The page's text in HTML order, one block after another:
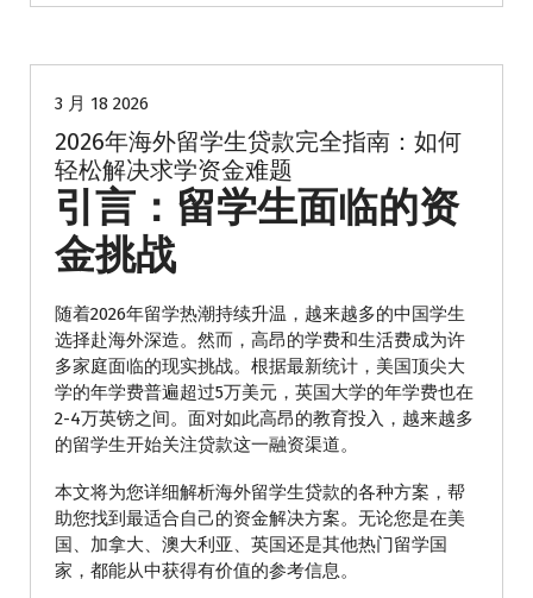
3 月 18 2026
2026年海外留学生贷款完全指南：如何
轻松解决求学资金难题
引言：留学生面临的资
金挑战
随着2026年留学热潮持续升温，越来越多的中国学生
选择赴海外深造。然而，高昂的学费和生活费成为许
多家庭面临的现实挑战。根据最新统计，美国顶尖大
学的年学费普遍超过5万美元，英国大学的年学费也在
2-4万英镑之间。面对如此高昂的教育投入，越来越多
的留学生开始关注贷款这一融资渠道。
本文将为您详细解析海外留学生贷款的各种方案，帮
助您找到最适合自己的资金解决方案。无论您是在美
国、加拿大、澳大利亚、英国还是其他热门留学国
家，都能从中获得有价值的参考信息。